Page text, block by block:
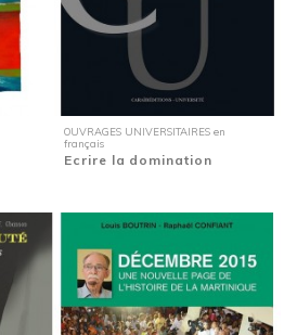
OUVRAGES UNIVERSITAIRES en
français
Ecrire la domination